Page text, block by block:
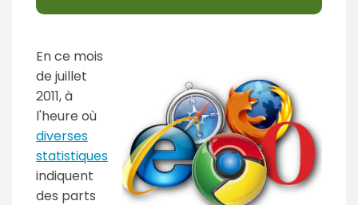
En ce mois
de juillet
2011, à
l'heure où
diverses
statistiques
indiquent
des parts